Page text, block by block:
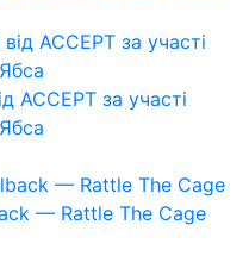
ACCEPT за участі
— Rattle The Cage